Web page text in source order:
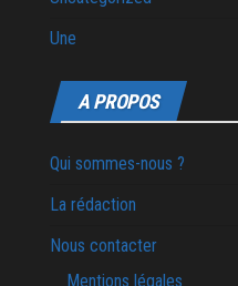
Une
A PROPOS
Qui sommes-nous ?
La rédaction
Nous contacter
Mentions légales